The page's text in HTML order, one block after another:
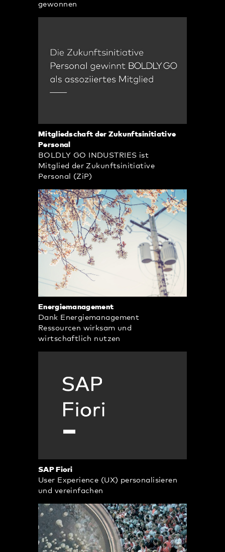
gewonnen
Mitgliedschaft der Zukunftsinitiative
Personal
BOLDLY GO INDUSTRIES ist
Mitglied der Zukunftsinitiative
Personal (ZiP)
Energiemanagement
Dank Energiemanagement
Ressourcen wirksam und
wirtschaftlich nutzen
SAP Fiori
User Experience (UX) personalisieren
und vereinfachen